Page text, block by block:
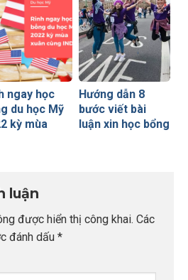
ngay học
du học Mỹ
kỳ mùa
Hướng dẫn 8
bước viết bài
luận xin học bổng
luận
được hiển thị công khai. Các
đánh dấu *